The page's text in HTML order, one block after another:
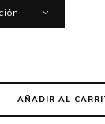
AÑADIR AL